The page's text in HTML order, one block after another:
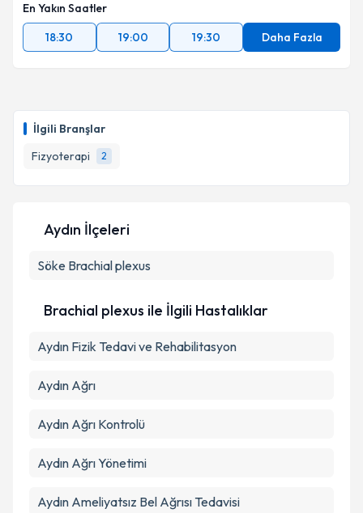
İlgili Branşlar
Fizyoterapi
2
En Yakın Saatler
18:30
19:00 19:30 Daha Fazla
Aydın İlçeleri
Söke Brachial plexus
Brachial plexus ile İlgili Hastalıklar
Aydın Fizik Tedavi ve Rehabilitasyon
Aydın Ağrı
Aydın Ağrı Kontrolü
Aydın Ağrı Yönetimi
Aydın Ameliyatsız Bel Ağrısı Tedavisi